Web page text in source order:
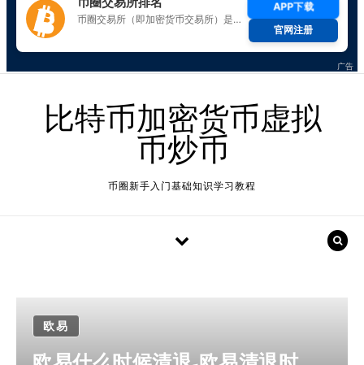
比特币加密货币虚拟
币炒币
币圈新手入门基础知识学习教程
欧易